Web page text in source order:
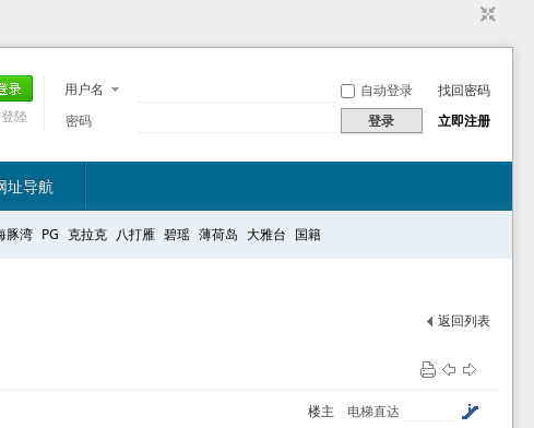
用户名 自动登录
找回密码
密码
登录 立即注册
陸
址导航
豚湾 PG 克拉克 八打雁 碧瑶 薄荷岛 大雅台 国籍
返回列表
电梯直达
楼主